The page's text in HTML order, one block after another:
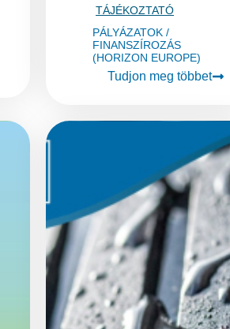
TÁJÉKOZTATÓ
PÁLYÁZATOK /
FINANSZÍROZÁS
(HORIZON EUROPE)
Tudjon meg többet